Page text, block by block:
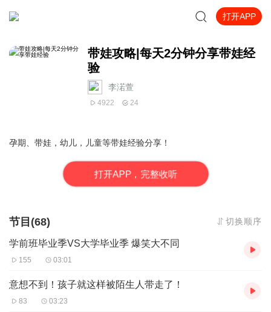
打开APP
带娃攻略|每天2分钟分享带娃经
验
李渃萱
4922 24
孕期、带娃，幼儿，儿童等带娃经验分享！
打开APP，完整收听
节目(68) 切换顺序
学前班毕业季VS大学毕业季 爆笑大不同
155 03:01
意想不到！孩子就这样被陌生人带走了！
83 03:23